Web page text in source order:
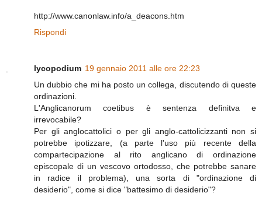
http://www.canonlaw.info/a_deacons.htm
Rispondi
lycopodium 19 gennaio 2011 alle ore 22:23
Un dubbio che mi ha posto un collega, discutendo di queste
ordinazioni.
L'Anglicanorum coetibus è sentenza definitva e
irrevocabile?
Per gli anglocattolici o per gli anglo-cattolicizzanti non si
potrebbe ipotizzare, (a parte l'uso più recente della
compartecipazione al rito anglicano di ordinazione
episcopale di un vescovo ortodosso, che potrebbe sanare
in radice il problema), una sorta di "ordinazione di
desiderio", come si dice "battesimo di desiderio"?